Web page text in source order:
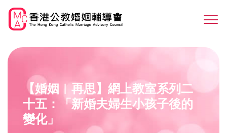
main
【婚姻︳再思】網上教室系列二
十五：「新婚夫婦生小孩子後的
變化」